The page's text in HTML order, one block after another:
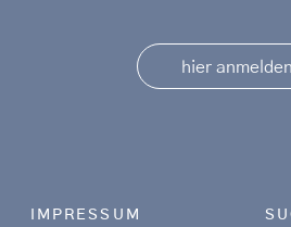
hier anmelden
Footer menu
IMPRESSUM